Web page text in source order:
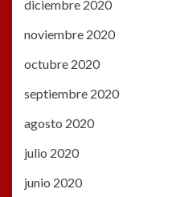
diciembre 2020
noviembre 2020
octubre 2020
septiembre 2020
agosto 2020
julio 2020
junio 2020